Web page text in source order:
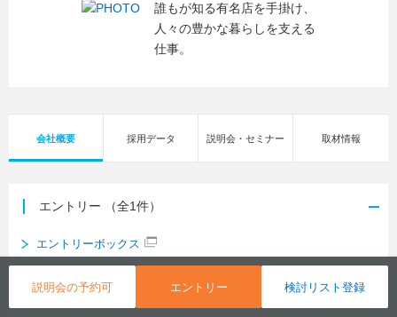
説明会の予約可 エントリー 検討リスト登録
誰もが知る有名店を手掛け、
人々の豊かな暮らしを支える
仕事。
会社概要 採用データ 説明会・セミナー 取材情報
エントリー （全1件）
エントリーボックス
セミナー／説明会 （全3件）